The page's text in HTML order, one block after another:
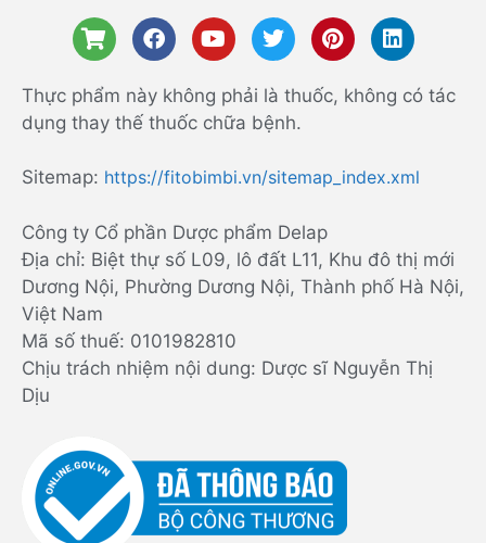
Thực phẩm này không phải là thuốc, không có tác
dụng thay thế thuốc chữa bệnh.
Sitemap: https://fitobimbi.vn/sitemap_index.xml
Công ty Cổ phần Dược phẩm Delap
Địa chỉ: Biệt thự số L09, lô đất L11, Khu đô thị mới
Dương Nội, Phường Dương Nội, Thành phố Hà Nội,
Việt Nam
Mã số thuế: 0101982810
Chịu trách nhiệm nội dung: Dược sĩ Nguyễn Thị
Dịu